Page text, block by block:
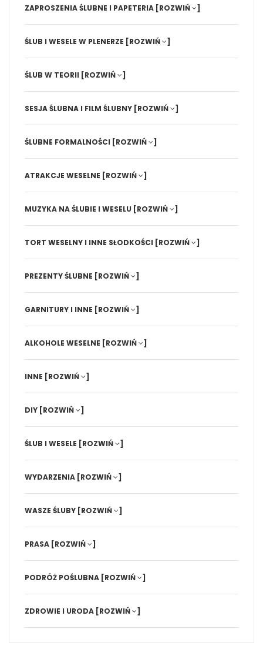
ZAPROSZENIA ŚLUBNE I PAPETERIA [ROZWIŃ ]
ŚLUB I WESELE W PLENERZE [ROZWIŃ ]
ŚLUB W TEORII [ROZWIŃ ]
SESJA ŚLUBNA I FILM ŚLUBNY [ROZWIŃ ]
ŚLUBNE FORMALNOŚCI [ROZWIŃ ]
ATRAKCJE WESELNE [ROZWIŃ ]
MUZYKA NA ŚLUBIE I WESELU [ROZWIŃ ]
TORT WESELNY I INNE SŁODKOŚCI [ROZWIŃ ]
PREZENTY ŚLUBNE [ROZWIŃ ]
GARNITURY I INNE [ROZWIŃ ]
ALKOHOLE WESELNE [ROZWIŃ ]
INNE [ROZWIŃ ]
DIY [ROZWIŃ ]
ŚLUB I WESELE [ROZWIŃ ]
WYDARZENIA [ROZWIŃ ]
WASZE ŚLUBY [ROZWIŃ ]
PRASA [ROZWIŃ ]
PODRÓŻ POŚLUBNA [ROZWIŃ ]
ZDROWIE I URODA [ROZWIŃ ]